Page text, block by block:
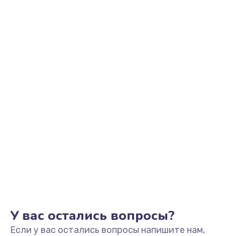
У вас остались вопросы?
Если у вас остались вопросы напишите нам,